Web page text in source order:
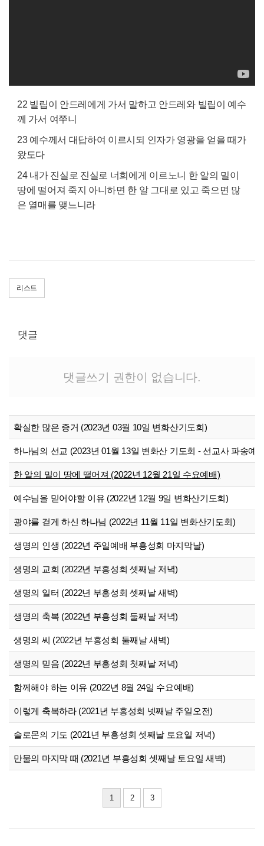
22 빌립이 안드레에게 가서 말하고 안드레와 빌립이 예수
께 가서 여쭈니
23 예수께서 대답하여 이르시되 인자가 영광을 얻을 때가
왔도다
24 내가 진실로 진실로 너희에게 이르노니 한 알의 밀이
땅에 떨어져 죽지 아니하면 한 알 그대로 있고 죽으면 많
은 열매를 맺느니라
리스트
댓글
댓글쓰기 권한이 없습니다.
확실한 많은 증거 (2023년 03월 10일 변화산기도회)
하나님의 선교 (2023년 01월 13일 변화산 기도회 - 선교사 파송예
한 알의 밀이 땅에 떨어져 (2022년 12월 21일 수요예배)
예수님을 믿어야할 이유 (2022년 12월 9일 변화산기도회)
광야를 걷게 하신 하나님 (2022년 11월 11일 변화산기도회)
생명의 인생 (2022년 주일예배 부흥성회 마지막날)
생명의 교회 (2022년 부흥성회 셋째날 저녁)
생명의 일터 (2022년 부흥성회 셋째날 새벽)
생명의 축복 (2022년 부흥성회 둘째날 저녁)
생명의 씨 (2022년 부흥성회 둘째날 새벽)
생명의 믿음 (2022년 부흥성회 첫째날 저녁)
함께해야 하는 이유 (2022년 8월 24일 수요예배)
이렇게 축복하라 (2021년 부흥성회 넷째날 주일오전)
솔로몬의 기도 (2021년 부흥성회 셋째날 토요일 저녁)
만물의 마지막 때 (2021년 부흥성회 셋째날 토요일 새벽)
1 2 3